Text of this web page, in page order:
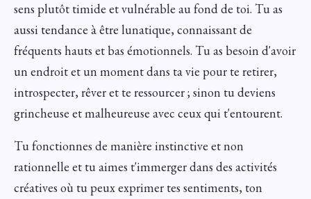
sens plutôt timide et vulnérable au fond de toi. Tu as
aussi tendance à être lunatique, connaissant de
fréquents hauts et bas émotionnels. Tu as besoin d'avoir
un endroit et un moment dans ta vie pour te retirer,
introspecter, rêver et te ressourcer ; sinon tu deviens
grincheuse et malheureuse avec ceux qui t'entourent.
Tu fonctionnes de manière instinctive et non
rationnelle et tu aimes t'immerger dans des activités
créatives où tu peux exprimer tes sentiments, ton